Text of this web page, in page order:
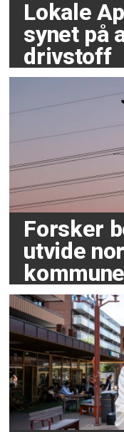
Lokale
synet på
drivstoff
Forsker
utvide